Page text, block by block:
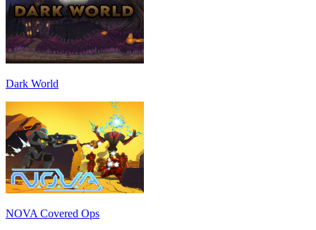
Dark World
NOVA Covered Ops